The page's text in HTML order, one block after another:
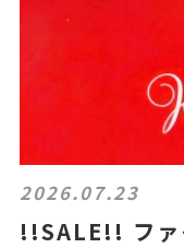
2026.07.23
!!SALE!! ファ